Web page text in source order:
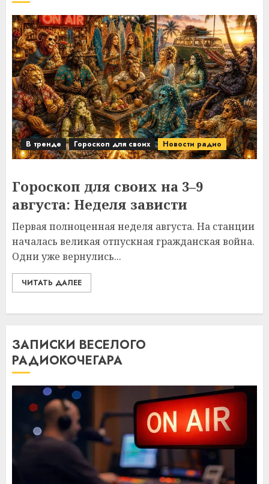
В тренде Гороскоп для своих Новости радио
Гороскоп для своих на 3–9
августа: Неделя зависти
Первая полноценная неделя августа. На станции
началась великая отпускная гражданская война.
Одни уже вернулись...
ЧИТАТЬ ДАЛЕЕ
ЗАПИСКИ ВЕСЕЛОГО
РАДИОКОЧЕГАРА